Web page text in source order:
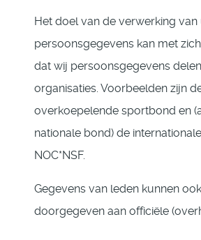
Het doel van de verwerking van
persoonsgegevens kan met
dat wij persoonsgegevens
organisaties. Voorbeelden zijn
overkoepelende sportbond en
nationale bond) de
NOC*NSF.
Gegevens van leden kunnen
doorgegeven aan officiële